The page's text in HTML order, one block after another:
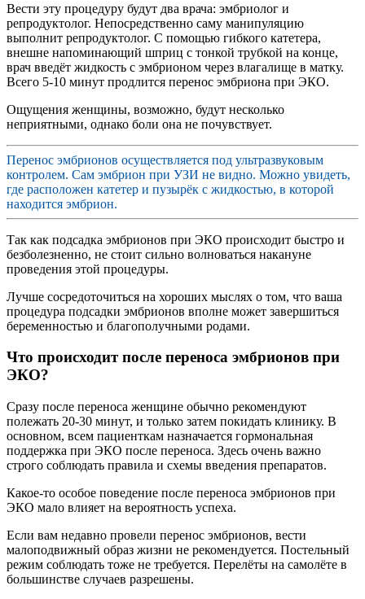
Вести эту процедуру будут два врача: эмбриолог и
репродуктолог. Непосредственно саму манипуляцию
выполнит репродуктолог. С помощью гибкого катетера,
внешне напоминающий шприц с тонкой трубкой на конце,
врач введёт жидкость с эмбрионом через влагалище в матку.
Всего 5-10 минут продлится перенос эмбриона при ЭКО.
Ощущения женщины, возможно, будут несколько
неприятными, однако боли она не почувствует.
Перенос эмбрионов осуществляется под ультразвуковым
контролем. Сам эмбрион при УЗИ не видно. Можно увидеть,
где расположен катетер и пузырёк с жидкостью, в которой
находится эмбрион.
Так как подсадка эмбрионов при ЭКО происходит быстро и
безболезненно, не стоит сильно волноваться накануне
проведения этой процедуры.
Лучше сосредоточиться на хороших мыслях о том, что ваша
процедура подсадки эмбрионов вполне может завершиться
беременностью и благополучными родами.
Что происходит после переноса эмбрионов при
ЭКО?
Сразу после переноса женщине обычно рекомендуют
полежать 20-30 минут, и только затем покидать клинику. В
основном, всем пациенткам назначается гормональная
поддержка при ЭКО после переноса. Здесь очень важно
строго соблюдать правила и схемы введения препаратов.
Какое-то особое поведение после переноса эмбрионов при
ЭКО мало влияет на вероятность успеха.
Если вам недавно провели перенос эмбрионов, вести
малоподвижный образ жизни не рекомендуется. Постельный
режим соблюдать тоже не требуется. Перелёты на самолёте в
большинстве случаев разрешены.